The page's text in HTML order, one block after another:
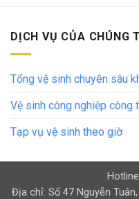
DỊCH VỤ CỦA CHÚNG
Tổng vệ sinh chuyên sâu
Vệ sinh công nghiệp công
Tạp vụ vệ sinh theo giờ
Địa chỉ: Số 47 Nguyễn